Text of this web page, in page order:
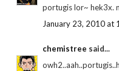
portugis lor~ hek3x.
January 23, 2010 at
chemistree said...